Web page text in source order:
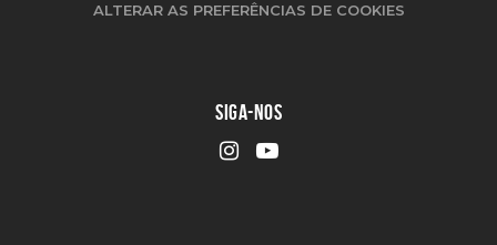
ALTERAR AS PREFERÊNCIAS DE COOKIES
SIGA-NOS